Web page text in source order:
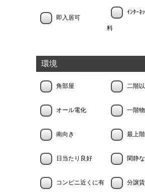
即入居可
ｲﾝﾀｰﾈ
料
環境
角部屋 二階
オール電化 一階
南向き 最上階
日当たり良好 閑静
コンビニ近くに有 分譲